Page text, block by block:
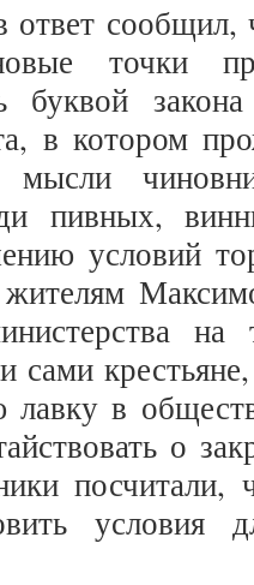
сообщил,
точки
буквой
в котором
пивных,
условий
сами
лавку в
о
посчитали,
условия